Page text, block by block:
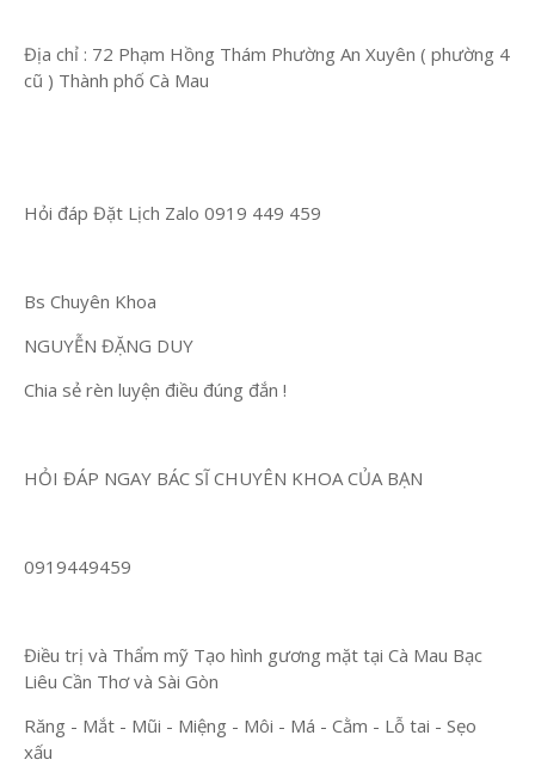
Địa chỉ : 72 Phạm Hồng Thám Phường An Xuyên ( phường 4
cũ ) Thành phố Cà Mau
Hỏi đáp Đặt Lịch Zalo 0919 449 459
Bs Chuyên Khoa
NGUYỄN ĐẶNG DUY
Chia sẻ rèn luyện điều đúng đắn !
HỎI ĐÁP NGAY BÁC SĨ CHUYÊN KHOA CỦA BẠN
0919449459
Điều trị và Thẩm mỹ Tạo hình gương mặt tại Cà Mau Bạc
Liêu Cần Thơ và Sài Gòn
Răng - Mắt - Mũi - Miệng - Môi - Má - Cằm - Lỗ tai - Sẹo
xấu